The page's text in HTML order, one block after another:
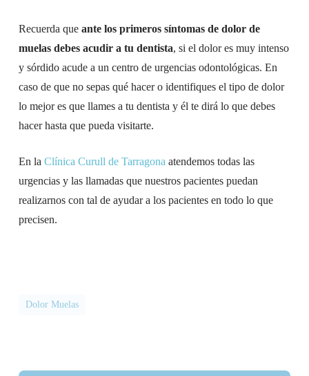
Recuerda que ante los primeros síntomas de dolor de
muelas debes acudir a tu dentista, si el dolor es muy intenso
y sórdido acude a un centro de urgencias odontológicas. En
caso de que no sepas qué hacer o identifiques el tipo de dolor
lo mejor es que llames a tu dentista y él te dirá lo que debes
hacer hasta que pueda visitarte.
En la Clínica Curull de Tarragona atendemos todas las
urgencias y las llamadas que nuestros pacientes puedan
realizarnos con tal de ayudar a los pacientes en todo lo que
precisen.
Dolor Muelas